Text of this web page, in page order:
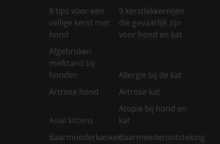
8 tips voor een
veilige kerst met
hond
9 kerstlekkernijen
die gevaarlijk zijn
voor hond en kat
Afgebroken
melktand bij
honden
Allergie bij de kat
Artrose hond
Artrose kat
Asiel kittens
Atopie bij hond en
kat
BaarmoederkankerBaarmoederontsteking